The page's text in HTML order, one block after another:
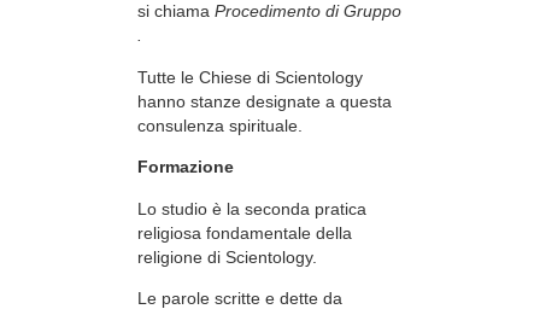
si chiama Procedimento di Gruppo
.
Tutte le Chiese di Scientology
hanno stanze designate a questa
consulenza spirituale.
Formazione
Lo studio è la seconda pratica
religiosa fondamentale della
religione di Scientology.
Le parole scritte e dette da